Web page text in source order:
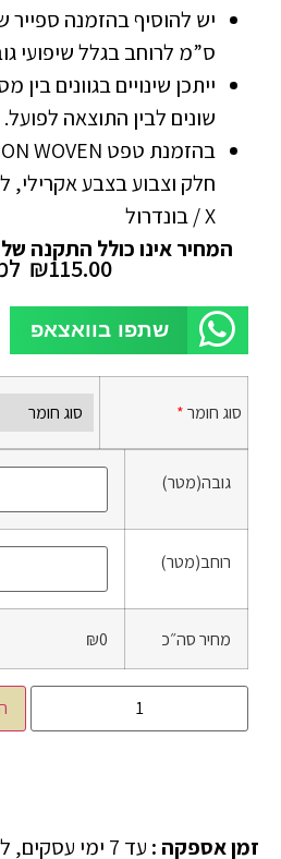
ס”מ לרוחב בגלל שיפועי
ייתכן שינויים בגוונים
שונים לבין התוצאה לפועל.
חלק וצבוע בצבע אקרילי,
X / בונדרול
המחיר אינו כולל התקנה
₪115.00
שתפו בוואצאפ
סוג חומר*
גובה(מטר)
רוחב(מטר)
מחיר סה״כ ₪0
זמן אספקה :
עד 7 ימי